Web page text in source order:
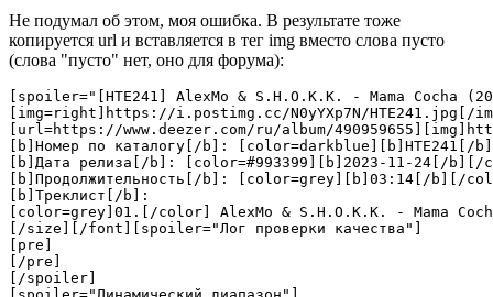
Не подумал об этом, моя ошибка. В результате тоже
копируется url и вставляется в тег img вместо слова пусто
(слова "пусто" нет, оно для форума):
[spoiler="[HTE241] AlexMo & S.H.O.K.K. - Mama Cocha
[img=right]https://i.postimg.cc/N0yYXp7N/HTE241.jpg[/
[url=https://www.deezer.com/ru/album/
[b]Номер по каталогу[/b]: [color=darkblue][b]HTE241[/
[b]Дата релиза[/b]: [color=#993399][b]2023-11-24[/b][/
[b]Продолжительность[/b]: [color=grey][b]03:14[/b][/
[b]Треклист[/b]:
[color=grey]01.[/color] AlexMo & S.H.O.K.K. - Mama
[/size][/font][spoiler="Лог проверки качества"]
[pre]
[/pre]
[/spoiler]